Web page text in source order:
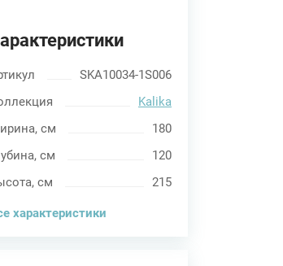
SKA10034-1S006
Kalika
см
180
см
120
см
215
характеристики